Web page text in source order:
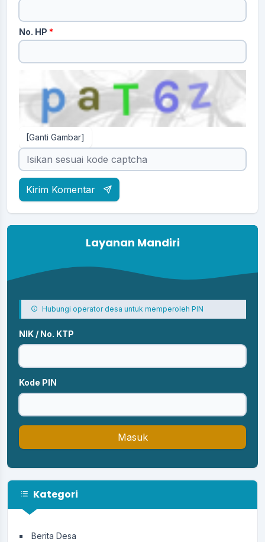
No. HP *
[Ganti Gambar]
Kirim Komentar
Layanan Mandiri
Hubungi operator desa untuk memperoleh PIN
NIK / No. KTP
Kode PIN
Masuk
Kategori
Berita Desa